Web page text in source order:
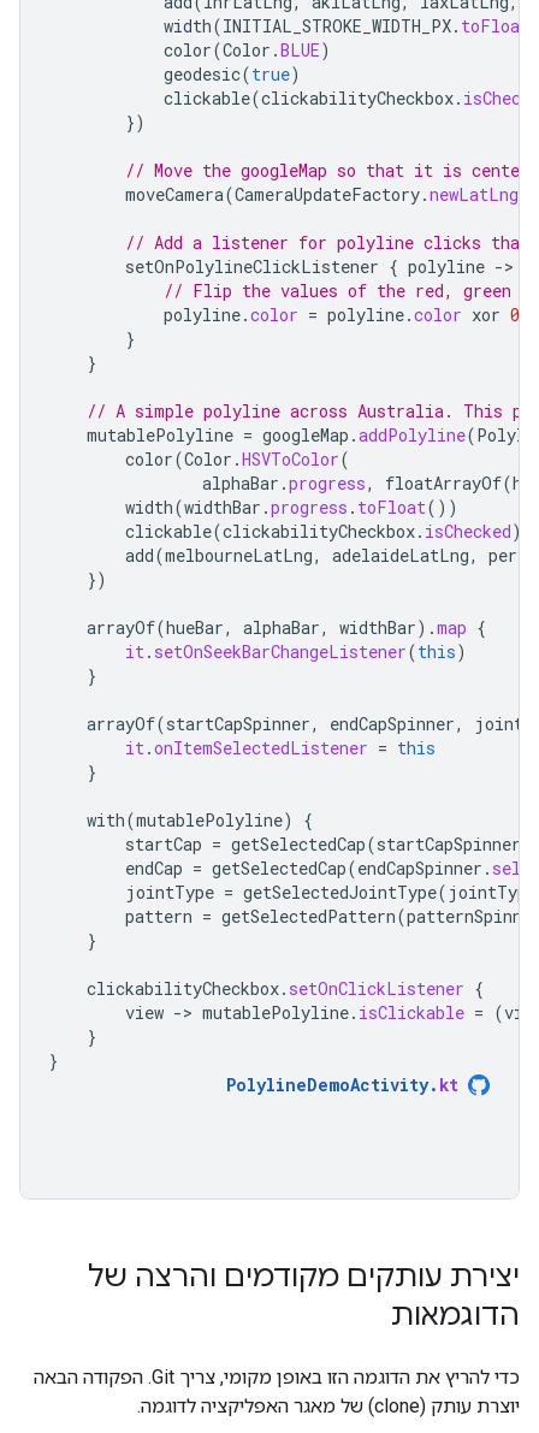
width(INITIAL_STROKE_WIDTH_PX. toFloat
color(Color .BLUE)
geodesic(true)
clickable(clickabilityCheckbox.
})
// Move the googleMap so that it is
moveCamera(CameraUpdateFactory.
// Add a listener for polyline clicks that
setOnPolylineClickListener { polyline -
// Flip the values of the red, green
polyline.color = polyline.color xor 0
}
}
// A simple polyline across Australia. This
mutablePolyline = googleMap .addPolyline(
color(Color .HSVToColor(
alphaBar .progress, floatArrayOf(
width(widthBar .progress . toFloat())
clickable(clickabilityCheckbox. isChecked)
add(melbourneLatLng, adelaideLatLng,
})
arrayOf(hueBar, alphaBar, widthBar).map {
it. setOnSeekBarChangeListener(this)
}
arrayOf(startCapSpinner, endCapSpinner,
it.onItemSelectedListener = this
}
with(mutablePolyline)
{
startCap = getSelectedCap(startCapSpinner
endCap = getSelectedCap(endCapSpinner .
jointType = getSelectedJointType(
pattern = getSelectedPattern(
}
clickabilityCheckbox. setOnClickListener {
view -> mutablePolyline. isClickable = (
}
}
PolylineDemoActivity. kt
יצירת עותקים מקודמים והרצה של
הדוגמאות
כדי להריץ את הדוגמה הזו באופן מקומי, צריך Git. הפקודה הבאה
יוצרת עותק (clone) של מאגר האפליקציה לדוגמה.